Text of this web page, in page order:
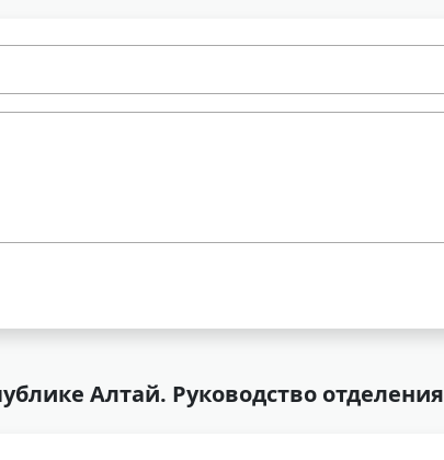
Алтай. Руководство отделения